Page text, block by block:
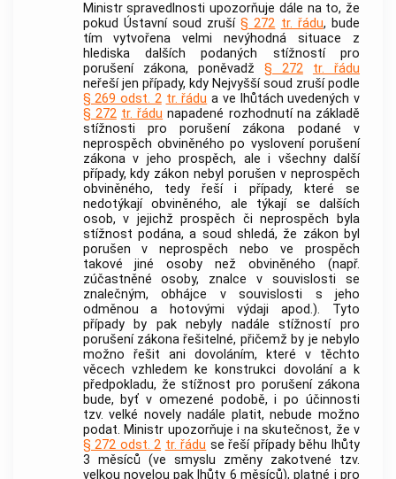
Ministr spravedlnosti upozorňuje dále na to, že
pokud Ústavní soud zruší§ 272 tr. řádu, bude
tím vytvořena velmi nevýhodná situace z
hlediska dalších podaných stížností pro
porušení zákona, poněvadž § 272
tr. řádu
neřeší jen případy, kdy Nejvyšší soud zruší podle
§ 269 odst. 2 tr. řádu a ve lhůtách uvedených v
§ 272 tr. řádu napadené rozhodnutí na základě
stížnosti pro porušení zákona podané v
neprospěch obviněného po vyslovení porušení
zákona v jeho prospěch, ale i všechny další
případy, kdy zákon nebyl porušen v neprospěch
obviněného, tedy řeší i případy, které se
nedotýkají obviněného, ale týkají se dalších
osob, v jejichž prospěch či neprospěch byla
stížnost podána, a soud shledá, že zákon byl
porušen v neprospěch nebo ve prospěch
takové jiné osoby než obviněného (např.
zúčastněné osoby, znalce v souvislosti se
znalečným, obhájce v souvislosti s jeho
odměnou a hotovými výdaji apod.). Tyto
případy by pak nebyly nadále stížností pro
porušení zákona řešitelné, přičemž by je nebylo
možno řešit ani dovoláním, které v těchto
věcech vzhledem ke konstrukci dovolání a k
předpokladu, že stížnost pro porušení zákona
bude, byť v omezené podobě, i po účinnosti
tzv. velké novely nadále platit, nebude možno
podat. Ministr upozorňuje i na skutečnost, že v
§ 272 odst. 2 tr. řádu se řeší případy běhu lhůty
3 měsíců (ve smyslu změny zakotvené tzv.
velkou novelou pak lhůty 6 měsíců), platné i pro